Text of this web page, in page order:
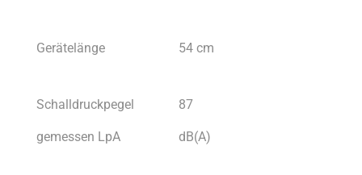
Gerätelänge 54 cm
Schalldruckpegel
gemessen LpA
87
dB(A)